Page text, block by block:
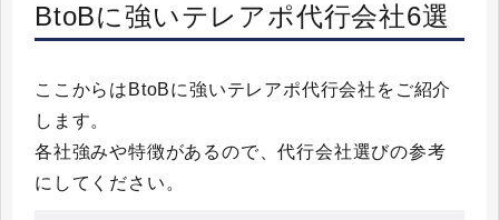
BtoBに強いテレアポ代行会社6選
ここからはBtoBに強いテレアポ代行会社をご紹介
します。
各社強みや特徴があるので、代行会社選びの参考
にしてください。